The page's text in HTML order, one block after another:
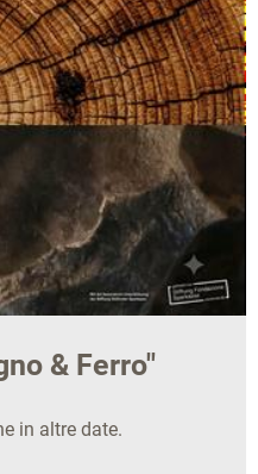
& Ferro"
in altre date.